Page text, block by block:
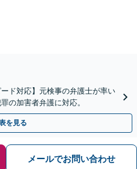
ド対応】元検事の弁護士が率い
の加害者弁護に対応。
を見る
メールでお問い合わせ